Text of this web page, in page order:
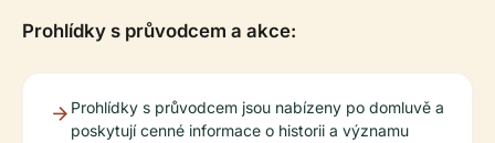
Prohlídky s průvodcem a akce:
Prohlídky s průvodcem jsou nabízeny po domluvě a
poskytují cenné informace o historii a významu